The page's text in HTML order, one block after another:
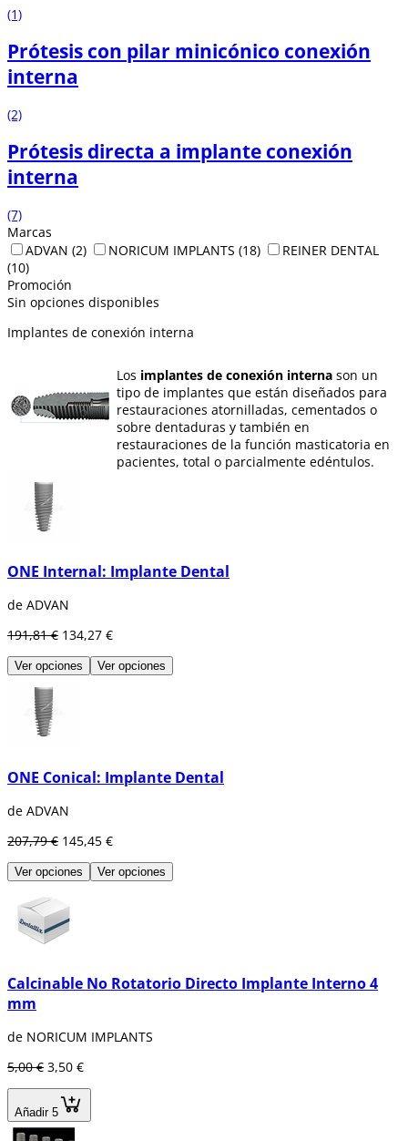
(1)
Prótesis con pilar minicónico conexión
interna
(2)
Prótesis directa a implante conexión
interna
(7)
Marcas
ADVAN (2) NORICUM IMPLANTS (18)
REINER DENTAL
(10)
Promoción
Sin opciones disponibles
Implantes de conexión interna
Los implantes de conexión interna son un
tipo de implantes que están diseñados para
restauraciones atornilladas, cementados o
sobre dentaduras y también en
restauraciones de la función masticatoria en
pacientes, total o parcialmente edéntulos.
ONE Internal: Implante Dental
de ADVAN
191,81 € 134,27 €
Ver opciones Ver opciones
ONE Conical: Implante Dental
de ADVAN
207,79 € 145,45 €
Ver opciones Ver opciones
Calcinable No Rotatorio Directo Implante Interno 4
mm
de NORICUM IMPLANTS
5,00 € 3,50 €
Añadir 5